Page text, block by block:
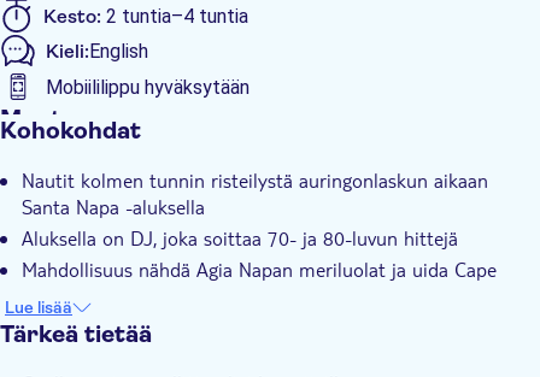
Kesto: 2 tuntia–4 tuntia
Kieli:English
Mobiililippu hyväksytään
Muuta
Ateria sisältyy
E-lippu
Kohokohdat
Nautit kolmen tunnin risteilystä auringonlaskun aikaan
Santa Napa -aluksella
Aluksella on DJ, joka soittaa 70- ja 80-luvun hittejä
Mahdollisuus nähdä Agia Napan meriluolat ja uida Cape
Grecon Blue Lagoonissa
Lue lisää
Tärkeä tietää